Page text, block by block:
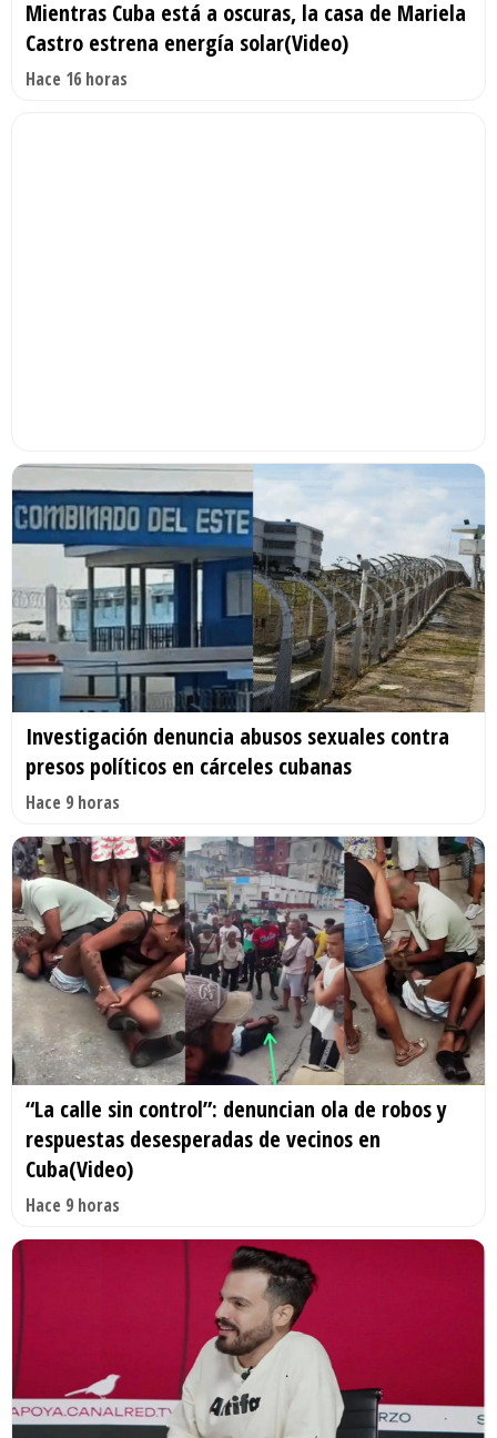
Mientras Cuba está a oscuras, la casa de Mariela
Castro estrena energía solar(Video)
Hace 16 horas
Investigación denuncia abusos sexuales contra
presos políticos en cárceles cubanas
Hace 9 horas
“La calle sin control”: denuncian ola de robos y
respuestas desesperadas de vecinos en
Cuba(Video)
Hace 9 horas